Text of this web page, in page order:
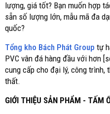
lượng, giá tốt? Bạn muốn hợp
sẵn số lượng lớn, mẫu mã đa
quốc?
Tổng kho Bách Phát Group tự
PVC vân đá hàng đầu với hơn
cung cấp cho đại lý, công
thất.
GIỚI THIỆU SẢN PHẨM - TẤM